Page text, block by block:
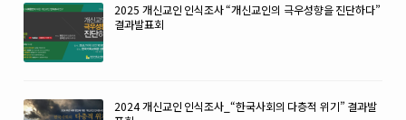
2025 개신교인 인식조사 “개신교인의 극우성향을 진단하다”
결과발표회
2024 개신교인 인식조사_“한국사회의 다층적 위기” 결과발